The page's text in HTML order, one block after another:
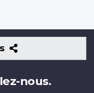
Suivez-
nous
nous.